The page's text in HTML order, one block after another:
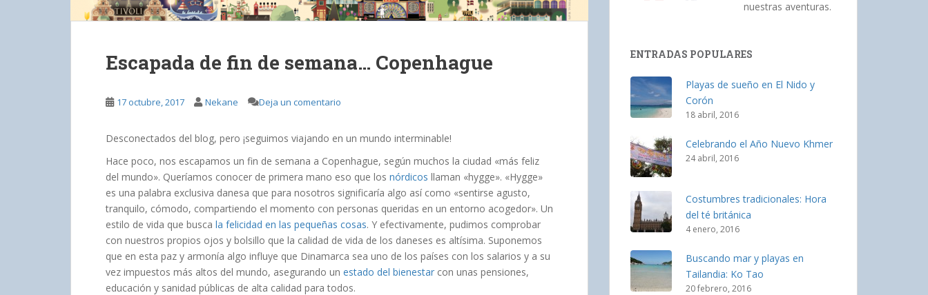
Escapada de fin de semana… Copenhague
17 octubre, 2017 Nekane Deja un comentario
Desconectados del blog, pero ¡seguimos viajando en un mundo interminable!
Hace poco, nos escapamos un fin de semana a Copenhague, según muchos la ciudad «más feliz
del mundo». Queríamos conocer de primera mano eso que los nórdicos llaman «hygge». «Hygge»
es una palabra exclusiva danesa que para nosotros significaría algo así como «sentirse agusto,
tranquilo, cómodo, compartiendo el momento con personas queridas en un entorno acogedor». Un
estilo de vida que busca la felicidad en las pequeñas cosas. Y efectivamente, pudimos comprobar
con nuestros propios ojos y bolsillo que la calidad de vida de los daneses es altísima. Suponemos
que en esta paz y armonía algo influye que Dinamarca sea uno de los países con los salarios y a su
vez impuestos más altos del mundo, asegurando un estado del bienestar con unas pensiones,
educación y sanidad públicas de alta calidad para todos.
nuestras aventuras.
ENTRADAS POPULARES
Playas de sueño en El Nido y
Corón
18 abril, 2016
Celebrando el Año Nuevo Khmer
24 abril, 2016
Costumbres tradicionales: Hora
del té británica
4 enero, 2016
Buscando mar y playas en
Tailandia: Ko Tao
20 febrero, 2016